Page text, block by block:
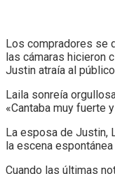
Los compradores se
las cámaras hicieron
Justin atraía al
Laila sonreía
«Cantaba muy fuerte
La esposa de Justin,
la escena
Cuando las últimas